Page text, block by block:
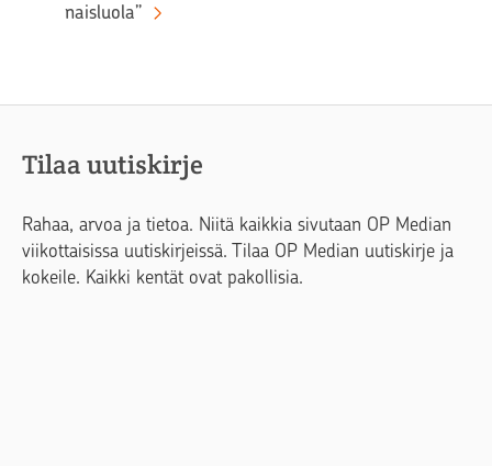
naisluola”
Tilaa uutiskirje
Rahaa, arvoa ja tietoa. Niitä kaikkia sivutaan OP Median
viikottaisissa uutiskirjeissä. Tilaa OP Median uutiskirje ja
kokeile. Kaikki kentät ovat pakollisia.